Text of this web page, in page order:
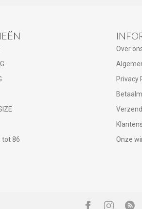
tot 86
Over
Privacy
Onze